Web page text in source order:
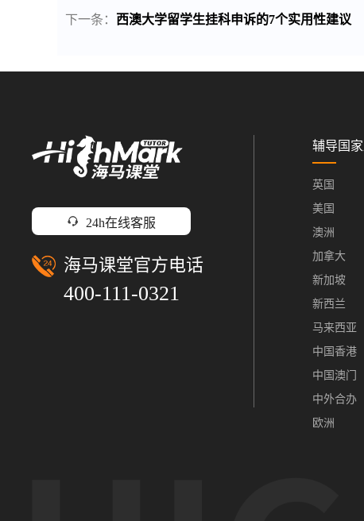
下一条： 西澳大学留学生挂科申诉的7个实用性建议
24h在线客服
海马课堂官方电话
400-111-0321
辅导国
英国
美国
澳洲
加拿大
新加坡
新西兰
马来西亚
中国香港
中国澳门
中外合办
欧洲